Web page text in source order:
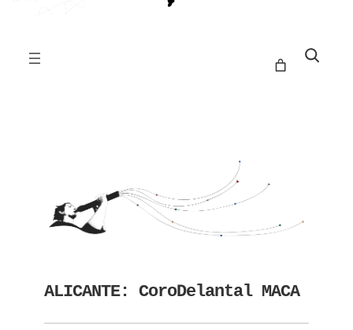
Buscar
ALICANTE: CoroDelantal MACA